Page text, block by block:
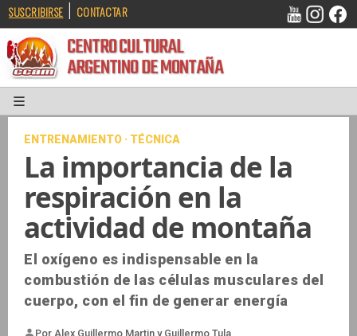
SUSCRIBIRSE | CONTACTAR
CENTRO CULTURAL
ARGENTINO DE MONTAÑA
ENTRENAMIENTO · TÉCNICA
La importancia de la
respiración en la
actividad de montaña
El oxígeno es indispensable en la
combustión de las células musculares del
cuerpo, con el fin de generar energía